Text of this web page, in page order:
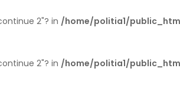
2"? in /home/politia1/
2"? in /home/politia1/